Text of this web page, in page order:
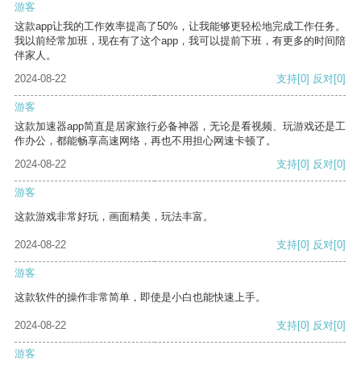
游客
这款app让我的工作效率提高了50%，让我能够更轻松地完成工作任务。
我以前经常加班，现在有了这个app，我可以提前下班，有更多的时间陪
伴家人。
2024-08-22
支持[0] 反对[0]
游客
这款加速器app简直是居家旅行必备神器，无论是看视频、玩游戏还是工
作办公，都能畅享高速网络，再也不用担心网速卡顿了。
2024-08-22
支持[0] 反对[0]
游客
这款游戏非常好玩，画面精美，玩法丰富。
2024-08-22 支持[0] 反对[0]
游客
这款软件的操作非常简单，即使是小白也能快速上手。
2024-08-22 支持[0] 反对[0]
游客